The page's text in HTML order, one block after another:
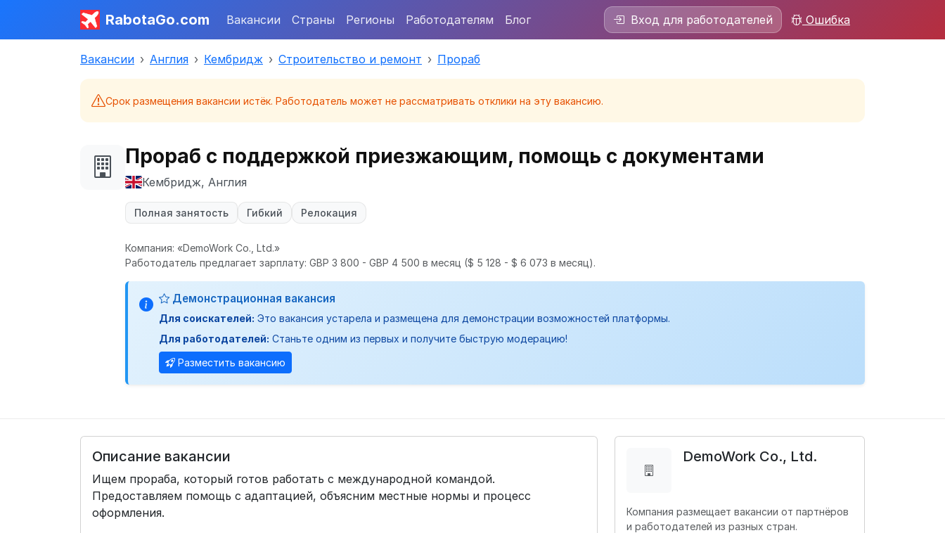
RabotaGo.com Вакансии Страны Регионы Работодателям Блог Вход для работодателей Ошибка
Вакансии Англия Кембридж Строительство и ремонт Прораб
Срок размещения вакансии истёк. Работодатель может не рассматривать отклики на эту вакансию.
Прораб с поддержкой приезжающим, помощь с документами
Кембридж, Англия
Полная занятость Гибкий Релокация
Компания: «DemoWork Co., Ltd.»
Работодатель предлагает зарплату: GBP 3 800 - GBP 4 500 в месяц ($ 5 128 - $ 6 073 в месяц).
Демонстрационная вакансия
Для соискателей: Это вакансия устарела и размещена для демонстрации возможностей платформы.
Для работодателей: Станьте одним из первых и получите быструю модерацию!
Разместить вакансию
Описание вакансии
Ищем прораба, который готов работать с международной командой.
Предоставляем помощь с адаптацией, объясним местные нормы и процесс
оформления.
DemoWork Co., Ltd.
Компания размещает вакансии от партнёров
и работодателей из разных стран.